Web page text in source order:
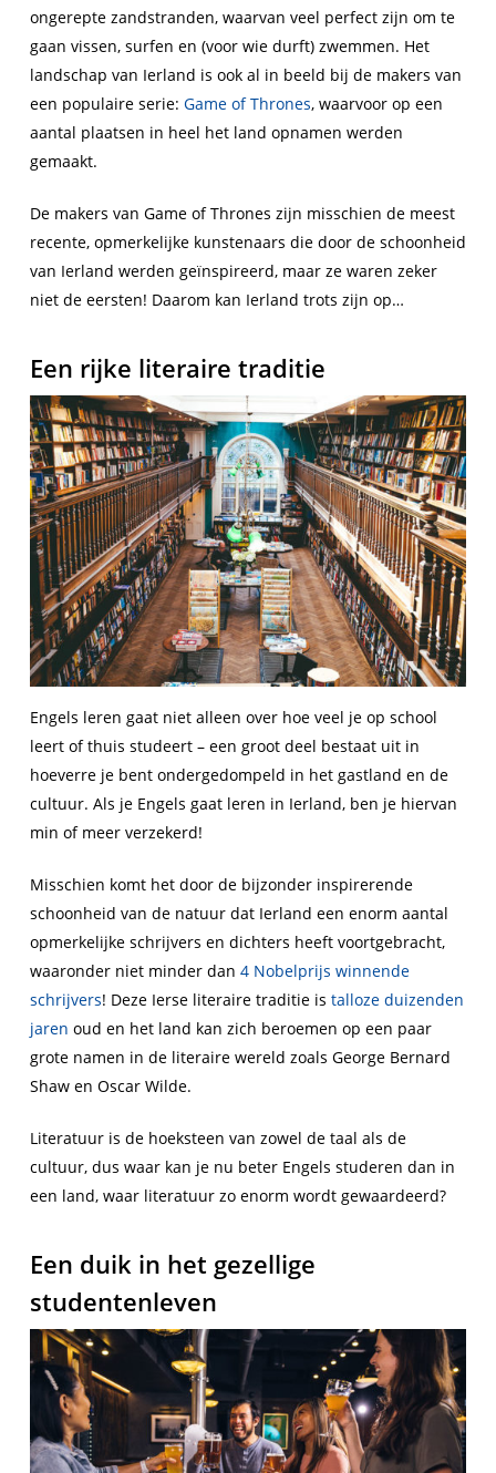
ongerepte zandstranden, waarvan veel perfect zijn om te
gaan vissen, surfen en (voor wie durft) zwemmen. Het
landschap van Ierland is ook al in beeld bij de makers van
een populaire serie: Game of Thrones, waarvoor op een
aantal plaatsen in heel het land opnamen werden
gemaakt.
De makers van Game of Thrones zijn misschien de meest
recente, opmerkelijke kunstenaars die door de schoonheid
van Ierland werden geïnspireerd, maar ze waren zeker
niet de eersten! Daarom kan Ierland trots zijn op…
Een rijke literaire traditie
Engels leren gaat niet alleen over hoe veel je op school
leert of thuis studeert – een groot deel bestaat uit in
hoeverre je bent ondergedompeld in het gastland en de
cultuur. Als je Engels gaat leren in Ierland, ben je hiervan
min of meer verzekerd!
Misschien komt het door de bijzonder inspirerende
schoonheid van de natuur dat Ierland een enorm aantal
opmerkelijke schrijvers en dichters heeft voortgebracht,
waaronder niet minder dan 4 Nobelprijs winnende
schrijvers! Deze Ierse literaire traditie is talloze duizenden
jaren oud en het land kan zich beroemen op een paar
grote namen in de literaire wereld zoals George Bernard
Shaw en Oscar Wilde.
Literatuur is de hoeksteen van zowel de taal als de
cultuur, dus waar kan je nu beter Engels studeren dan in
een land, waar literatuur zo enorm wordt gewaardeerd?
Een duik in het gezellige
studentenleven